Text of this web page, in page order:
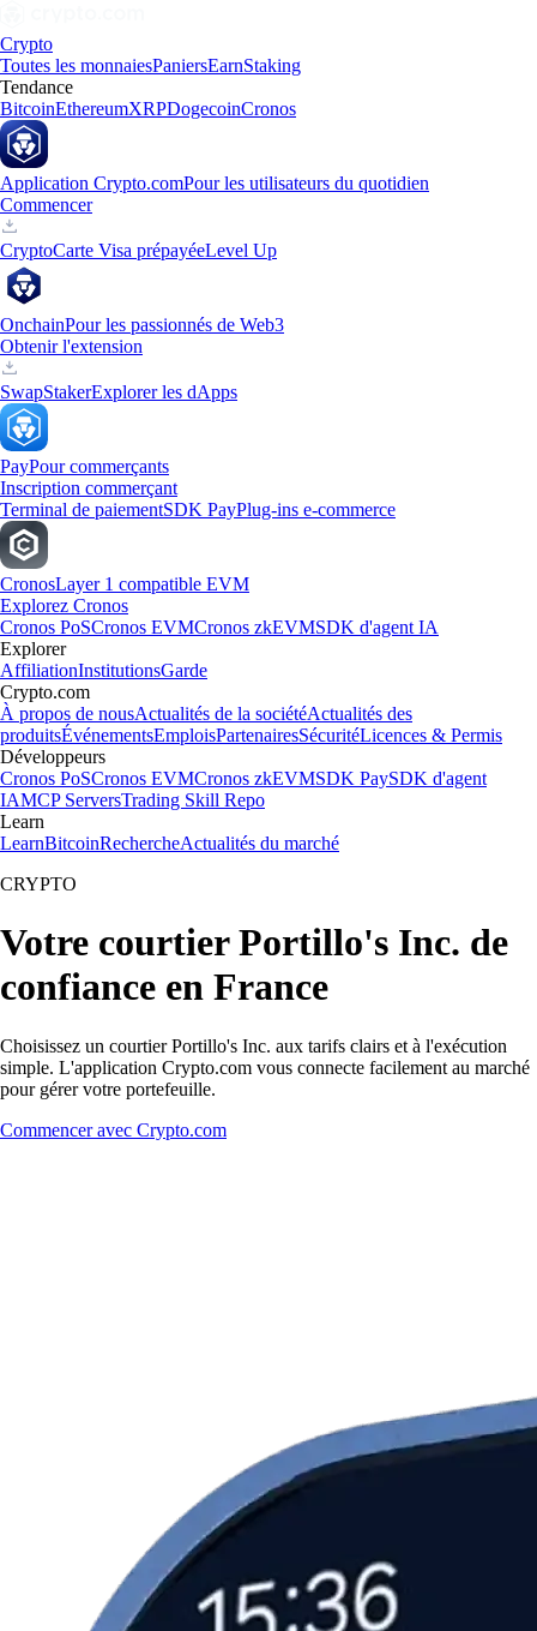
Crypto
Toutes les monnaiesPaniersEarnStaking
Tendance
BitcoinEthereumXRPDogecoinCronos
Application Crypto.comPour les utilisateurs du quotidien
Commencer
CryptoCarte Visa prépayéeLevel Up
OnchainPour les passionnés de Web3
Obtenir l'extension
SwapStakerExplorer les dApps
PayPour commerçants
Inscription commerçant
Terminal de paiementSDK PayPlug-ins e-commerce
CronosLayer 1 compatible EVM
Explorez Cronos
Cronos PoSCronos EVMCronos zkEVMSDK d'agent IA
Explorer
AffiliationInstitutionsGarde
Crypto.com
À propos de nousActualités de la sociétéActualités des
produitsÉvénementsEmploisPartenairesSécuritéLicences & Permis
Développeurs
Cronos PoSCronos EVMCronos zkEVMSDK PaySDK d'agent
IAMCP ServersTrading Skill Repo
Learn
LearnBitcoinRechercheActualités du marché
CRYPTO
Votre courtier Portillo's Inc. de
confiance en France
Choisissez un courtier Portillo's Inc. aux tarifs clairs et à l'exécution
simple. L'application Crypto.com vous connecte facilement au marché
pour gérer votre portefeuille.
Commencer avec Crypto.com